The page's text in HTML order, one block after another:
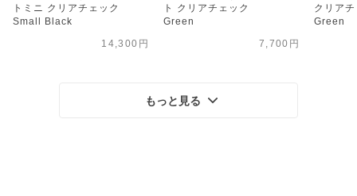
トミニ クリアチェック
Small Black
14,300円
ト クリアチェック
Green
7,700円
クリア
Green
もっと見る